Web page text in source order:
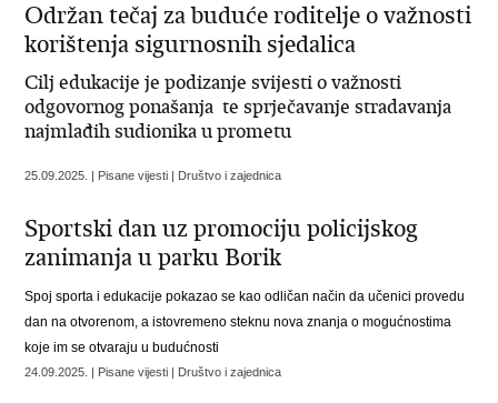
Održan tečaj za buduće roditelje o važnosti
korištenja sigurnosnih sjedalica
Cilj edukacije je podizanje svijesti o važnosti
odgovornog ponašanja te sprječavanje stradavanja
najmlađih sudionika u prometu
25.09.2025. | Pisane vijesti | Društvo i zajednica
Sportski dan uz promociju policijskog
zanimanja u parku Borik
Spoj sporta i edukacije pokazao se kao odličan način da učenici provedu
dan na otvorenom, a istovremeno steknu nova znanja o mogućnostima
koje im se otvaraju u budućnosti
24.09.2025. | Pisane vijesti | Društvo i zajednica